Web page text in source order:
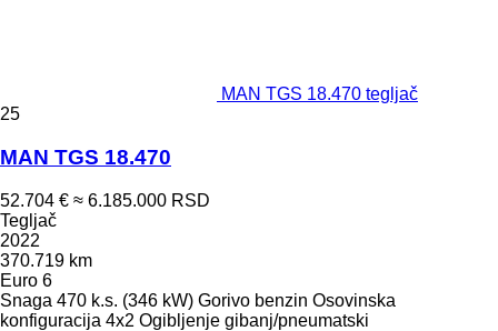
MAN TGS 18.470 tegljač
25
MAN TGS 18.470
52.704 € ≈ 6.185.000 RSD
Tegljač
2022
370.719 km
Euro 6
Snaga 470 k.s. (346 kW) Gorivo benzin Osovinska
konfiguracija 4x2 Ogibljenje gibanj/pneumatski